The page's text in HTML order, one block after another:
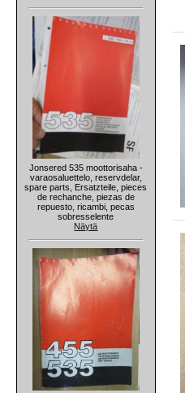
Jonsered 535 moottorisaha -
varaosaluettelo, reservdelar,
spare parts, Ersatzteile, pieces
de rechanche, piezas de
repuesto, ricambi, pecas
sobresselente
Näytä